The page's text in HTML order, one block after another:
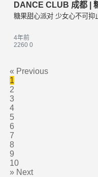
DANCE CLUB 成都 |
糖果甜心派对 少女心不可抑
4年前
2260 0
« Previous
1
2
3
4
5
6
7
8
9
10
» Next